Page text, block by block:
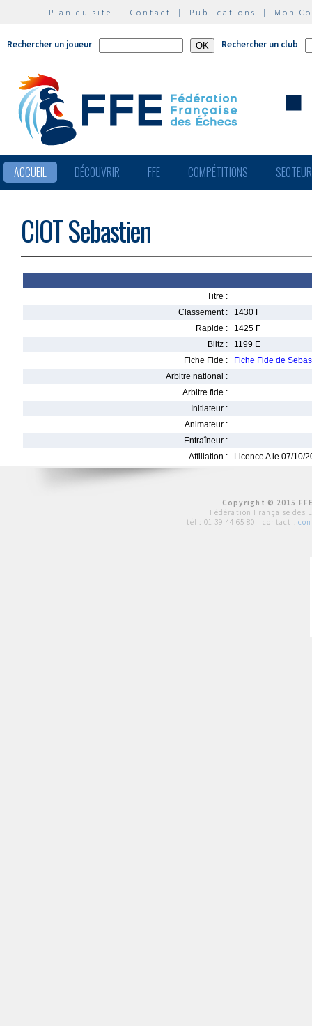
Plan du site | Contact | Publications | Mon
Rechercher un joueur Rechercher un club
ACCUEIL DÉCOUVRIR FFE COMPÉTITIONS
CIOT Sebastien
Titre :
Classement :
1430 F
Rapide :
1425 F
Blitz :
1199 E
Fiche Fide :
Fiche Fide de
Arbitre national :
Arbitre fide :
Initiateur :
Animateur :
Entraîneur :
Affiliation :
Licence A le 07/10/
Copyright © 2015
Fédération Française des
tél : 01 39 44 65 80 | contact :